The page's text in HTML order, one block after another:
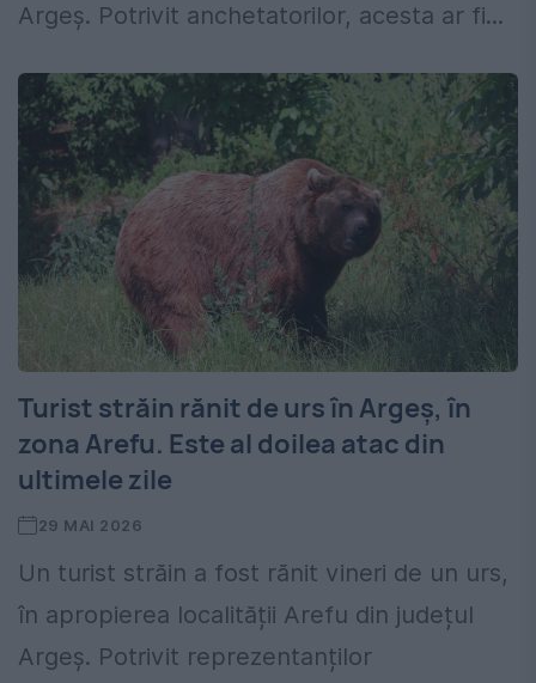
Argeș. Potrivit anchetatorilor, acesta ar fi...
Turist străin rănit de urs în Argeș, în
zona Arefu. Este al doilea atac din
ultimele zile
29 MAI 2026
Un turist străin a fost rănit vineri de un urs,
în apropierea localității Arefu din județul
Argeș. Potrivit reprezentanților